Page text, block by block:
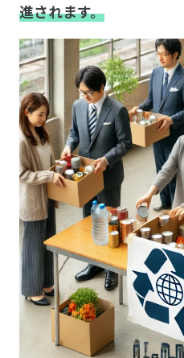
進されます。